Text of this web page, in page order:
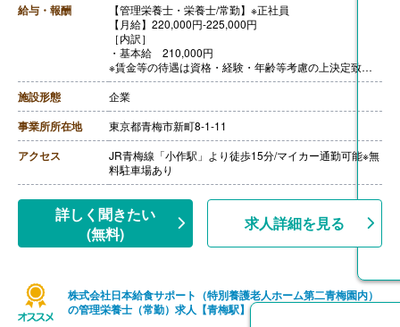
給与・報酬
【管理栄養士・栄養士/常勤】※正社員
【月給】220,000円-225,000円
［内訳］
・基本給 210,000円
※賃金等の待遇は資格・経験・年齢等考慮の上決定致し
ます。
・職務手当 10,000円-15,000円
【賞与】年2回（計2.00ヶ月分）※前年度実績
【通勤手当】あり（上限30,000円/月）
【昇給】あり（1月あたり0円-15,000円）※前年度実績
【退職金】あり※勤続10年以上
施設形態 企業
事業所所在地 東京都青梅市新町8-1-11
アクセス
JR青梅線「小作駅」より徒歩15分/マイカー通勤可能※無
料駐車場あり
詳しく聞きたい
(無料)
求人詳細を見る
株式会社日本給食サポート（特別養護老人ホーム第二青梅園内）
の管理栄養士（常勤）求人【青梅駅】